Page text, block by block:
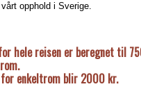
opphold i Sverige.
hele reisen er beregnet til
enkeltrom blir 2000 kr.